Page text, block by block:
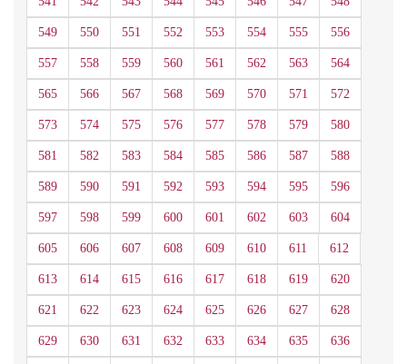
549 550 551 552 553 554 555 556
557 558 559 560 561 562 563 564
565 566 567 568 569 570 571 572
573 574 575 576 577 578 579 580
581 582 583 584 585 586 587 588
589 590 591 592 593 594 595 596
597 598 599 600 601 602 603 604
605 606 607 608 609 610 611 612
613 614 615 616 617 618 619 620
621 622 623 624 625 626 627 628
629 630 631 632 633 634 635 636